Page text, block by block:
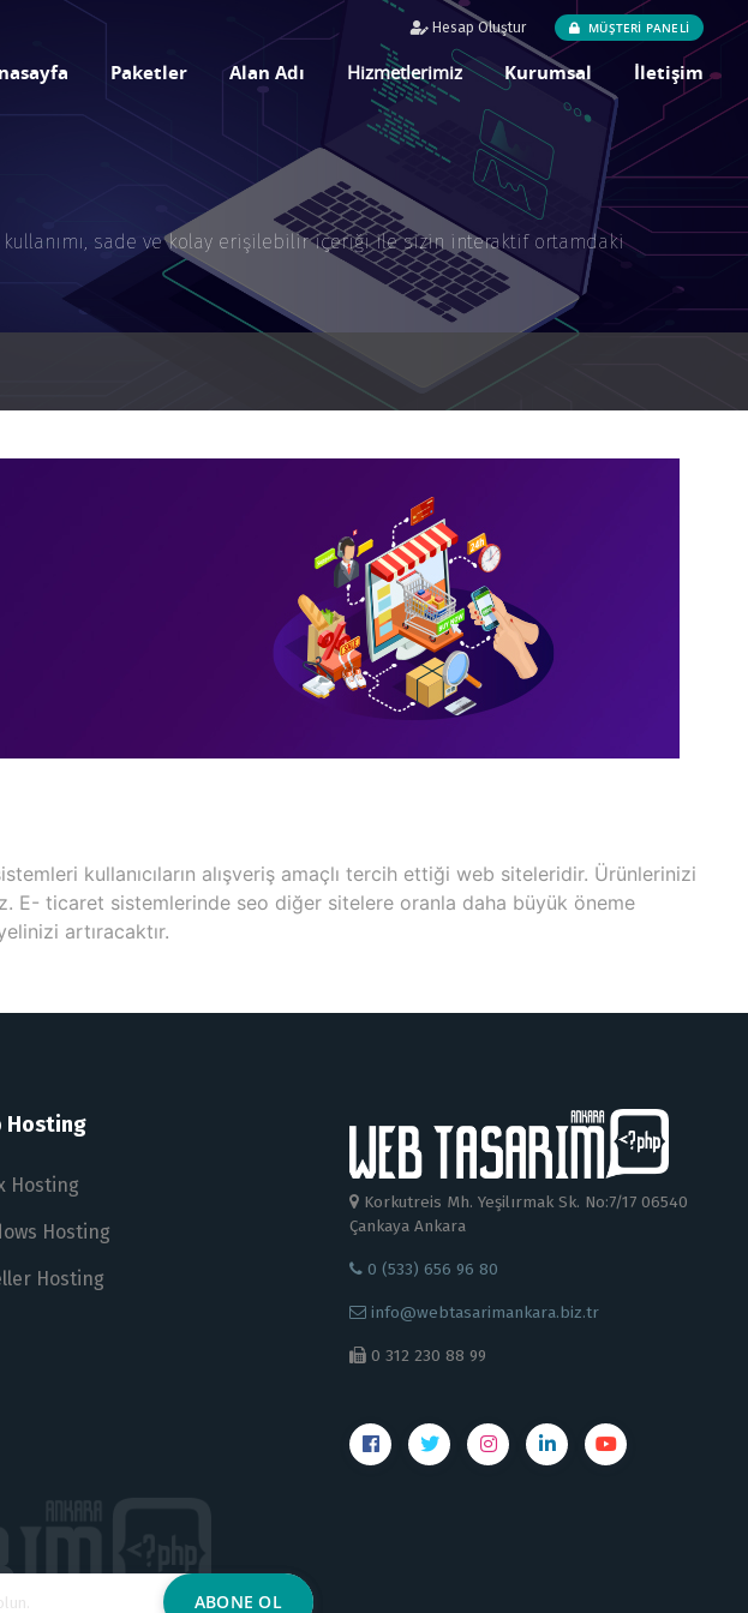
Hesap Oluştur MÜŞTERİ PANELİ
Paketler Alan Adı Hizmetlerimiz Kurumsal İletişim
kullanımı, sade ve kolay erişilebilir içeriği ile sizin interaktif ortamdaki
kullanıcıların alışveriş amaçlı tercih ettiği web siteleridir. Ürünlerinizi
E- ticaret sistemlerinde seo diğer sitelere oranla daha büyük öneme
artıracaktır.
Hosting
Hosting
Hosting
Hosting
Korkutreis Mh. Yeşilırmak Sk. No:7/17 06540
Çankaya Ankara
0 (533) 656 96 80
info@webtasarimankara.biz.tr
0 312 230 88 99